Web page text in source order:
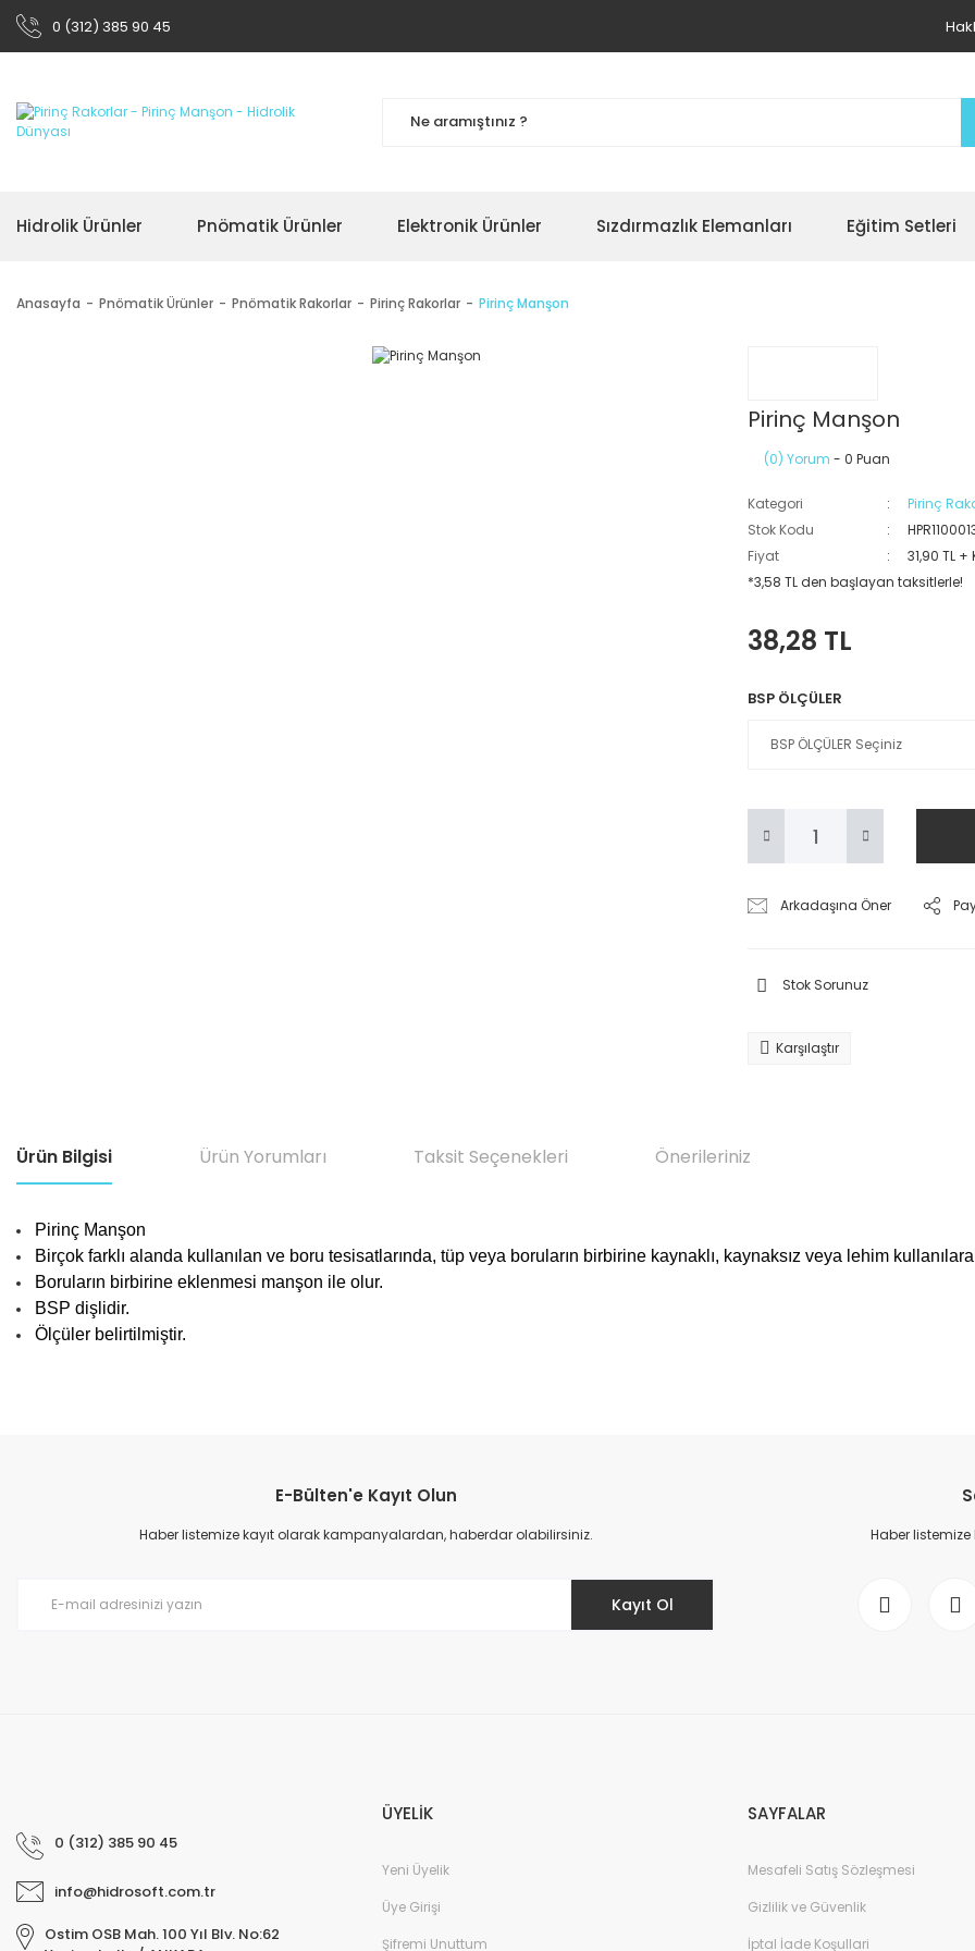
0 (312) 385 90 45
Hidrolik Ürünler Pnömatik Ürünler Elektronik Ürünler Sızdırmazlık Elemanları Eğitim Setleri
Anasayfa Pnömatik Ürünler Pnömatik Rakorlar Pirinç Rakorlar Pirinç Manşon
Pirinç Manşon
(0) Yorum - 0 Puan
Kategori
Pirinç
Stok Kodu
Fiyat
31,90 TL +
*3,58 TL den başlayan taksitlerle!
38,28 TL
BSP ÖLÇÜLER
Arkadaşına Öner
Stok Sorunuz
Karşılaştır
Ürün Bilgisi Ürün Yorumları Taksit Seçenekleri Önerileriniz
Pirinç Manşon
Birçok farklı alanda kullanılan ve boru tesisatlarında, tüp veya boruların birbirine kaynaklı, kaynaksız veya lehim
Boruların birbirine eklenmesi manşon ile olur.
BSP dişlidir.
Ölçüler belirtilmiştir.
Ürün resmi kalitesiz, bozuk veya görüntülenemiyor.
Ürün açıklamasında eksik bilgiler bulunuyor.
E-Bülten'e Kayıt Olun
Haber listemize kayıt olarak kampanyalardan, haberdar olabilirsiniz.
Kayıt Ol
Haber
0 (312) 385 90 45
info@hidrosoft.com.tr
Ostim OSB Mah. 100 Yıl Blv. No:62
ÜYELİK
Yeni Üyelik
Üye Girişi
Şifremi Unuttum
SAYFALAR
Mesafeli Satış Sözleşmesi
Gizlilik ve Güvenlik
İptal İade Koşullari